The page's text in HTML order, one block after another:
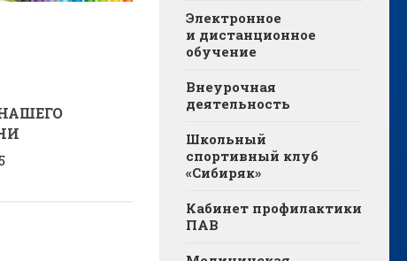
Электронное
и дистанционное
обучение
Внеурочная
деятельность
Школьный
спортивный клуб
«Сибиряк»
Кабинет профилактики
ПАВ